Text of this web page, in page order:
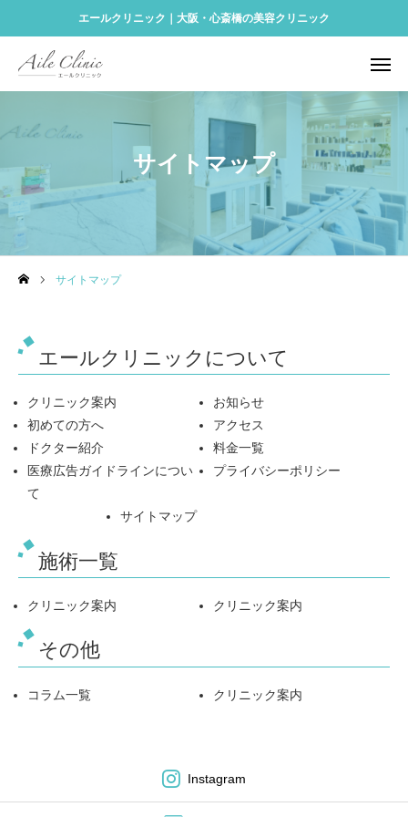
エールクリニック｜大阪・心斎橋の美容クリニック
サイトマップ
サイトマップ
エールクリニックについて
クリニック案内
お知らせ
初めての方へ
アクセス
ドクター紹介
料金一覧
医療広告ガイドラインについ
て
プライバシーポリシー
サイトマップ
施術一覧
クリニック案内 クリニック案内
その他
コラム一覧 クリニック案内
Instagram
予約する
アクセス ONLINE SHOP
診療メニュー
再生医療
料金表
アクセス
美容コラム